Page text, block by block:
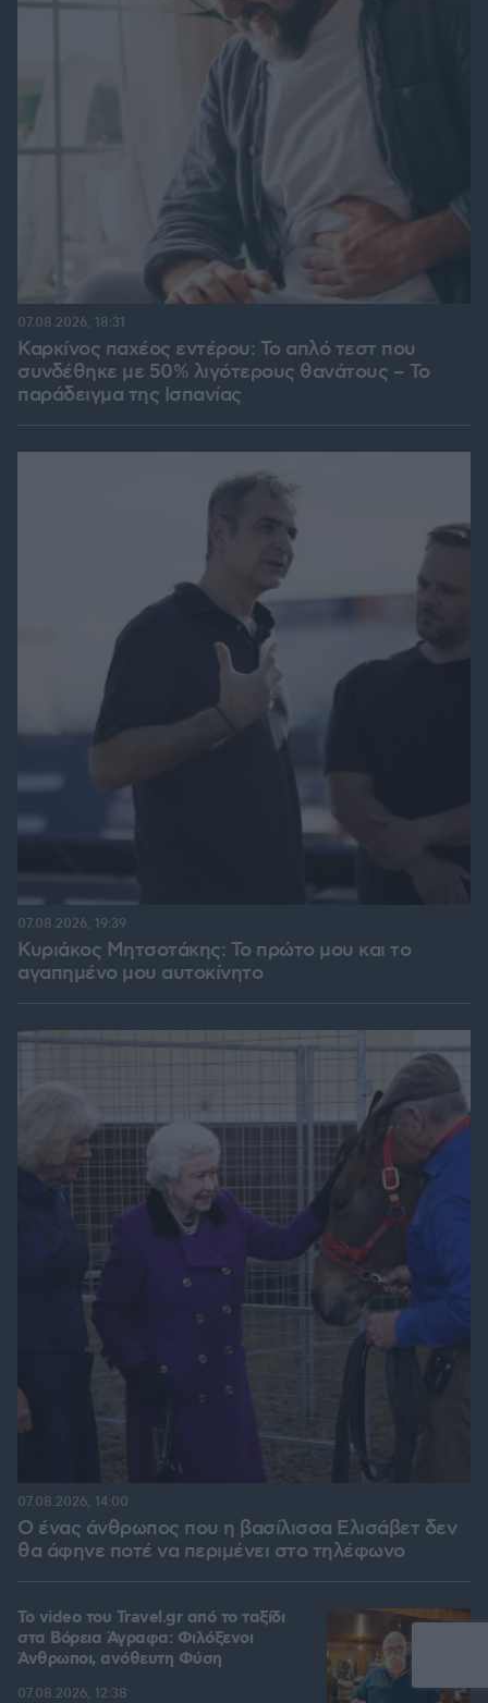
Καρκίνος παχέος εντέρου: Το απλό τεστ που
συνδέθηκε με 50% λιγότερους θανάτους – Το
παράδειγμα της Ισπανίας
07.08.2026, 18:31
Κυριάκος Μητσοτάκης: Το πρώτο μου και το
αγαπημένο μου αυτοκίνητο
07.08.2026, 19:39
Ο ένας άνθρωπος που η βασίλισσα Ελισάβετ δεν
θα άφηνε ποτέ να περιμένει στο τηλέφωνο
07.08.2026, 14:00
To video του Travel.gr από το ταξίδι
στα Βόρεια Άγραφα: Φιλόξενοι
Άνθρωποι, ανόθευτη Φύση
07.08.2026, 12:38